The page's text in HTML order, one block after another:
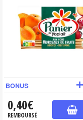
BONUS
0,40€
REMBOURSÉ